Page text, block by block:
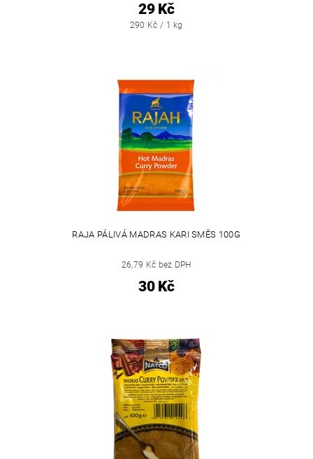
29 Kč
290 Kč / 1 kg
RAJA PÁLIVÁ MADRAS KARI SMĚS 100G
26,79 Kč bez DPH
30 Kč